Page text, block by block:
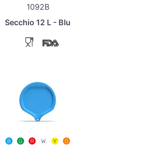
1092B
Secchio 12 L - Blu